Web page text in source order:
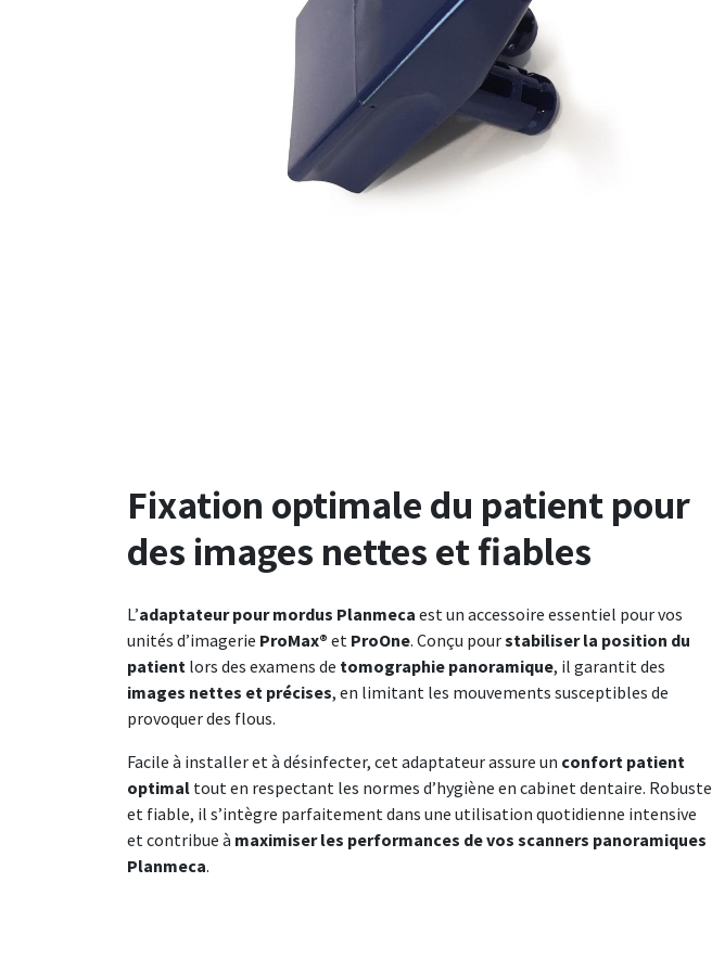
Fixation optimale du patient pour
des images nettes et fiables
L’adaptateur pour mordus Planmeca est un accessoire essentiel pour vos
unités d’imagerie ProMax® et ProOne. Conçu pourstabiliser la position du
patient lors des examens de tomographie panoramique, il garantit des
images nettes et précises, en limitant les mouvements susceptibles de
provoquer des flous.
Facile à installer et à désinfecter, cet adaptateur assure un confort patient
optimal tout en respectant les normes d’hygiène en cabinet dentaire. Robuste
et fiable, il s’intègre parfaitement dans une utilisation quotidienne intensive
et contribue à maximiser les performances de vos scanners panoramiques
Planmeca.